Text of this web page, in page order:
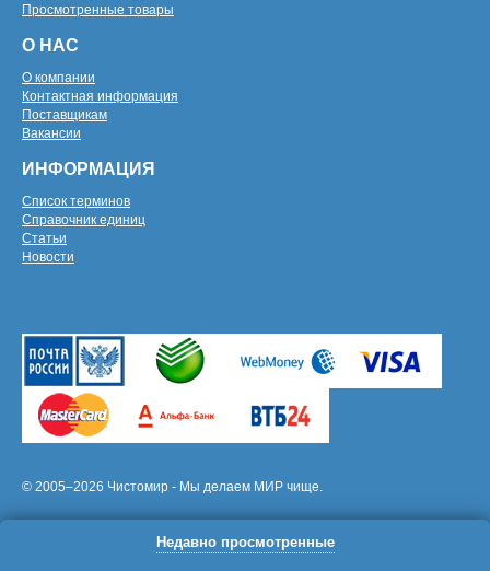
Просмотренные товары
О НАС
О компании
Контактная информация
Поставщикам
Вакансии
ИНФОРМАЦИЯ
Список терминов
Справочник единиц
Статьи
Новости
© 2005–2026 Чистомир - Мы делаем МИР чище.
Недавно просмотренные